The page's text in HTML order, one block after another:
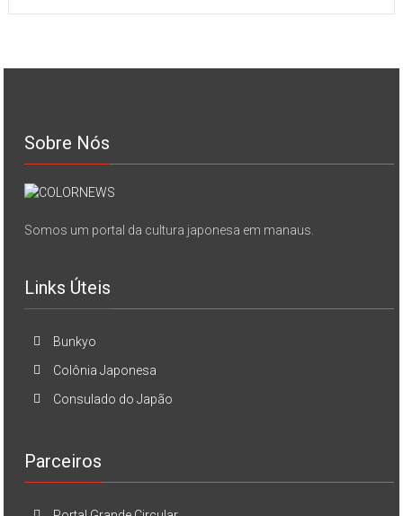
Sobre Nós
Somos um portal da cultura japonesa em manaus.
Links Úteis
Bunkyo
Colônia Japonesa
Consulado do Japão
Parceiros